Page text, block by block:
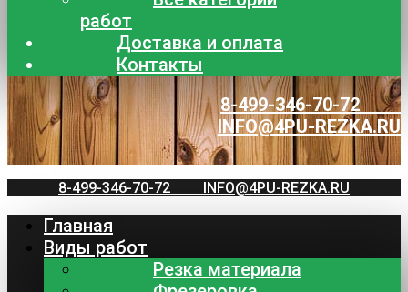
работ
Доставка и оплата
Контакты
8-499-346-70-72
INFO@4PU-REZKA.RU
8-499-346-70-72 INFO@4PU-REZKA.RU
Главная
Виды работ
Резка материала